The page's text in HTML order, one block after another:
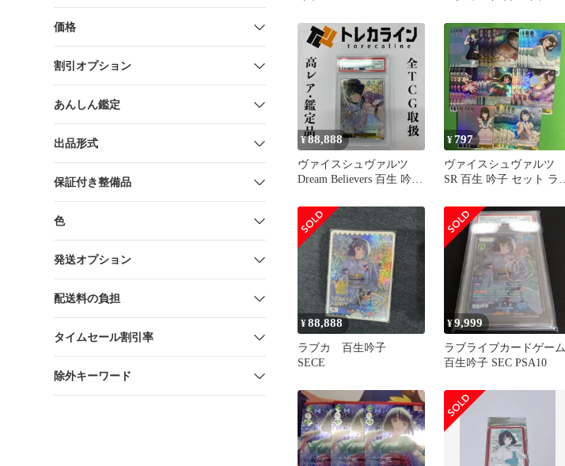
価格
割引オプション
あんしん鑑定
出品形式
保証付き整備品
色
発送オプション
配送料の負担
タイムセール割引率
除外キーワード
¥88,888
ヴァイスシュヴァルツ
Dream Believers 百生 吟子
ライブ！蓮ノ空女学院ス
クールアイドルクラブ
¥797
ヴァイスシュヴァルツ
SR 百生 吟子 セット ラブ
クールアイドルクラブ
WS
¥88,888
ラブカ 百生吟子
SECE
¥9,999
ラブライブカードゲーム
百生吟子 SEC PSA10